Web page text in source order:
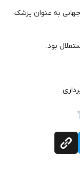
به عنوان پزشک